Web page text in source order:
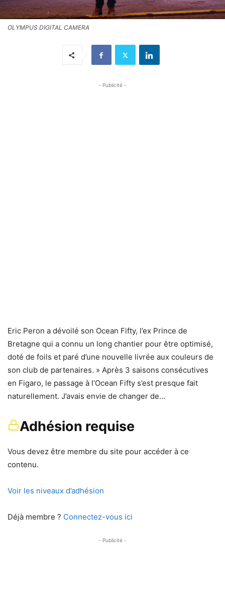
OLYMPUS DIGITAL CAMERA
- Publicité -
Eric Peron a dévoilé son Ocean Fifty, l’ex Prince de
Bretagne qui a connu un long chantier pour être optimisé,
doté de foils et paré d’une nouvelle livrée aux couleurs de
son club de partenaires. » Après 3 saisons consécutives
en Figaro, le passage à l’Ocean Fifty s’est presque fait
naturellement. J’avais envie de changer de…
Adhésion requise
Vous devez être membre du site pour accéder à ce
contenu.
Voir les niveaux d’adhésion
Déjà membre ? Connectez-vous ici
- Publicité -